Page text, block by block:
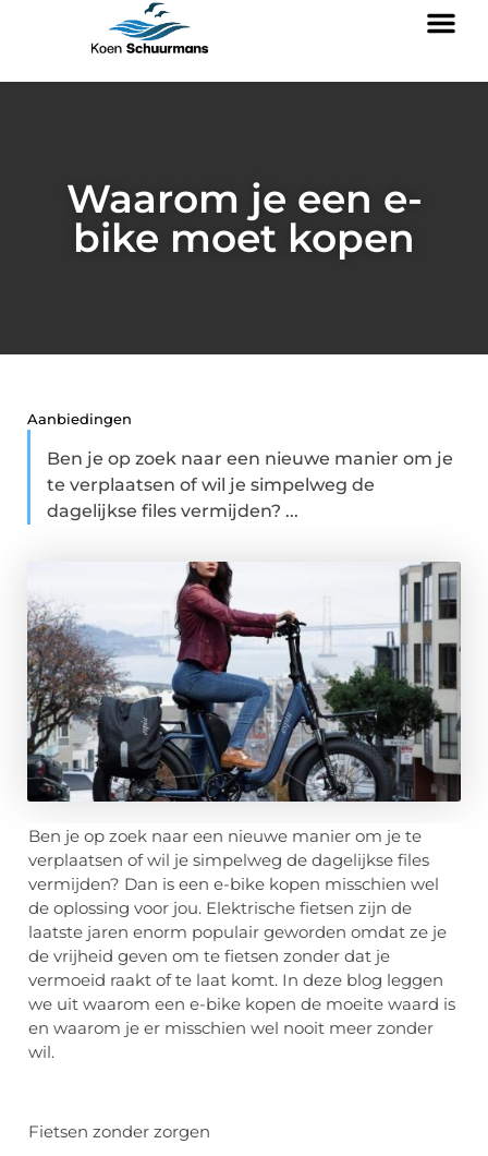
Waarom je een e-
bike moet kopen
Aanbiedingen
Ben je op zoek naar een nieuwe manier om je
te verplaatsen of wil je simpelweg de
dagelijkse files vermijden? ...
Ben je op zoek naar een nieuwe manier om je te
verplaatsen of wil je simpelweg de dagelijkse files
vermijden? Dan is een e-bike kopen misschien wel
de oplossing voor jou. Elektrische fietsen zijn de
laatste jaren enorm populair geworden omdat ze je
de vrijheid geven om te fietsen zonder dat je
vermoeid raakt of te laat komt. In deze blog leggen
we uit waarom een e-bike kopen de moeite waard is
en waarom je er misschien wel nooit meer zonder
wil.
Fietsen zonder zorgen